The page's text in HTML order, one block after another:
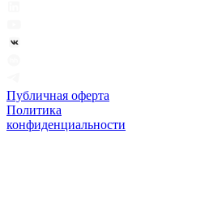
Публичная оферта
Политика
конфиденциальности